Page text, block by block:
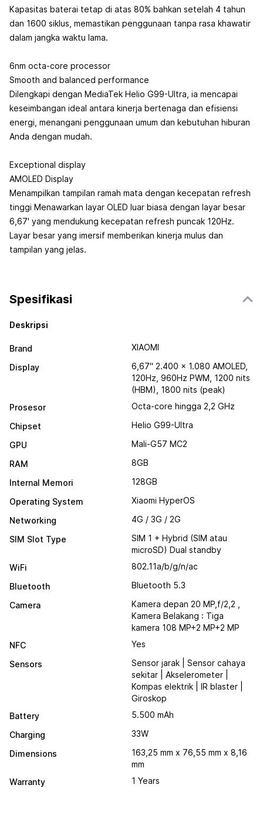
Kapasitas baterai tetap di atas 80% bahkan setelah 4 tahun
dan 1600 siklus, memastikan penggunaan tanpa rasa khawatir
dalam jangka waktu lama.
6nm octa-core processor
Smooth and balanced performance
Dilengkapi dengan MediaTek Helio G99-Ultra, ia mencapai
keseimbangan ideal antara kinerja bertenaga dan efisiensi
energi, menangani penggunaan umum dan kebutuhan hiburan
Anda dengan mudah.
Exceptional display
AMOLED Display
Menampilkan tampilan ramah mata dengan kecepatan refresh
tinggi Menawarkan layar OLED luar biasa dengan layar besar
6,67' yang mendukung kecepatan refresh puncak 120Hz.
Layar besar yang imersif memberikan kinerja mulus dan
tampilan yang jelas.
Spesifikasi
Deskripsi
Brand
XIAOMI
Display
6,67" 2.400 × 1.080 AMOLED,
120Hz, 960Hz PWM, 1200 nits
(HBM), 1800 nits (peak)
Prosesor
Octa-core hingga 2,2 GHz
Chipset
Helio G99-Ultra
GPU
Mali-G57 MC2
RAM
8GB
Internal Memori
128GB
Operating System
Xiaomi HyperOS
Networking
4G / 3G / 2G
SIM Slot Type
SIM 1 + Hybrid (SIM atau
microSD) Dual standby
WiFi
802.11a/b/g/n/ac
Bluetooth
Bluetooth 5.3
Camera
Kamera depan 20 MP,f/2,2 ,
Kamera Belakang : Tiga
kamera 108 MP+2 MP+2 MP
NFC
Yes
Sensors
Sensor jarak | Sensor cahaya
sekitar | Akselerometer |
Kompas elektrik | IR blaster |
Giroskop
Battery
5.500 mAh
Charging
33W
Dimensions
163,25 mm x 76,55 mm x 8,16
mm
Warranty
1 Years